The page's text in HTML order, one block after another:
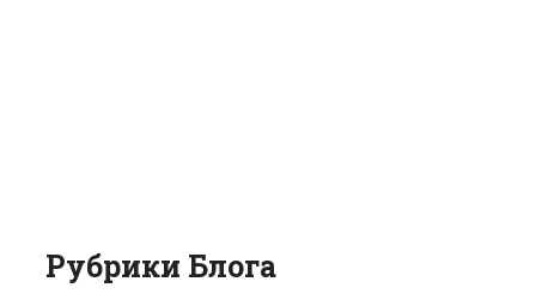
Рубрики Блога